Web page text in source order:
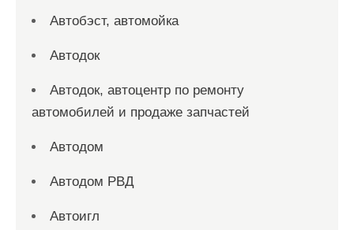
Автобэст, автомойка
Автодок
Автодок, автоцентр по ремонту
автомобилей и продаже запчастей
Автодом
Автодом РВД
Автоигл